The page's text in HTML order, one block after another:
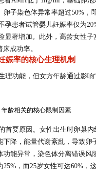
子染色体异常率超过50%，
患者试管婴儿妊娠率仅为
显著增加。此外，高龄女性
成功率。
娠率的核心生理机制
理功能，但女方年龄通过影响
龄相关的核心限制因素
要原因。女性出生时卵巢内
降，能量代谢紊乱，导致卵
能异常，染色体分离错误风
，而25岁女性可达60%，